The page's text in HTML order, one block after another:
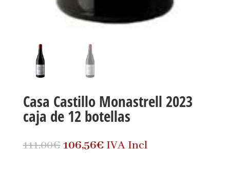
Casa Castillo Monastrell 2023
caja de 12 botellas
111,00€El
106,56€El
IVA Incl